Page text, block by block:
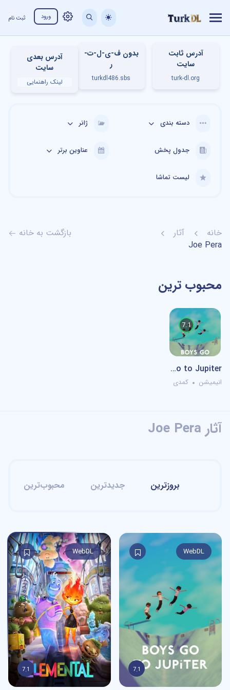
ورود ثبت نام
آدرس ثابت
سایت
turk-dl.org
بدون ف-ی-ل-ت-
ر
turkdl486.sbs
آدرس بعدی
سایت
لینک راهنمایی
دسته بندی ژانر
جدول پخش عناوین برتر
لیست تماشا
خانه
آثار
Joe Pera
بازگشت به خانه
محبوب ترین
7.1
WebDL
Boys Go to Jupiter پسرها به مشتری می‌روند
انیمیشن کمدی
آثار Joe Pera
بروزترین جدیدترین محبوب‌ترین
WebDL
7.1
WebDL
7.1